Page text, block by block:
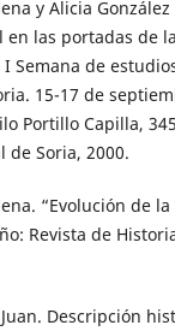
y Alicia
las portadas de
I Semana de
15-17 de
Portillo Capilla,
de Soria, 2000.
“Evolución de
Revista de
Descripción